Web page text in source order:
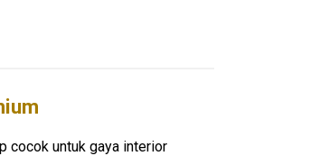
cocok untuk gaya interior